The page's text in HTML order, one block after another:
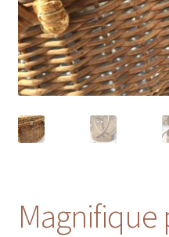
Magnifique